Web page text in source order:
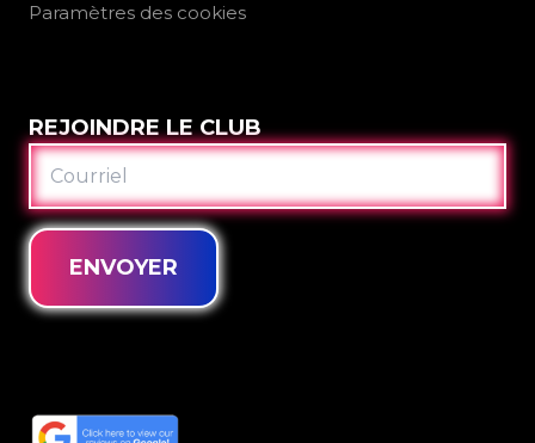
Paramètres des cookies
REJOINDRE LE CLUB
COURRIEL
ENVOYER